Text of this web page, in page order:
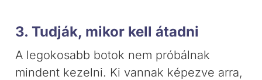
3. Tudják, mikor kell átadni
A legokosabb botok nem próbálnak
mindent kezelni. Ki vannak képezve arra,